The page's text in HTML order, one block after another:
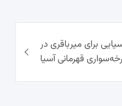
برای میرباقری در
قهرمانی آسیا